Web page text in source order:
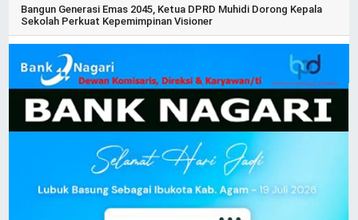
Bangun Generasi Emas 2045, Ketua DPRD Muhidi Dorong Kepala
Sekolah Perkuat Kepemimpinan Visioner